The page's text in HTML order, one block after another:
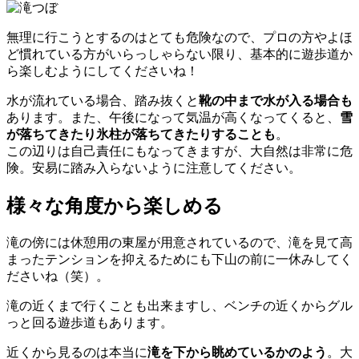
無理に行こうとするのはとても危険なので、プロの方やよほ
ど慣れている方がいらっしゃらない限り、基本的に遊歩道か
ら楽しむようにしてくださいね！
水が流れている場合、踏み抜くと靴の中まで水が入る場合も
あります。また、午後になって気温が高くなってくると、 雪
が落ちてきたり氷柱が落ちてきたりすることも 。
この辺りは自己責任にもなってきますが、大自然は非常に危
険。安易に踏み入らないように注意してください。
様々な角度から楽しめる
滝の傍には休憩用の東屋が用意されているので、滝を見て高
まったテンションを抑えるためにも下山の前に一休みしてく
ださいね（笑）。
滝の近くまで行くことも出来ますし、ベンチの近くからグル
っと回る遊歩道もあります。
近くから見るのは本当に滝を下から眺めているかのよう 。大